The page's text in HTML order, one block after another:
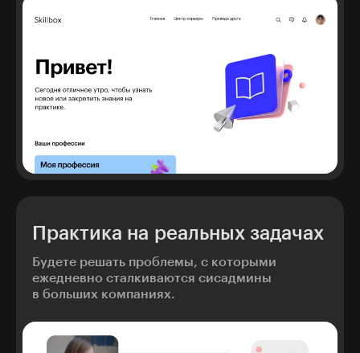
Практика на реальных задачах
Будете решать проблемы, с которыми
ежедневно сталкиваются сисадмины
в больших компаниях.